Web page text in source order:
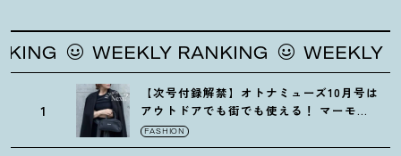
WEEKLY RANKING WEEKLY
1
【次号付録解禁】オトナミューズ10月号は
アウトドアでも街でも使える ！ マーモッ
トの黒ショルダー
FASHION